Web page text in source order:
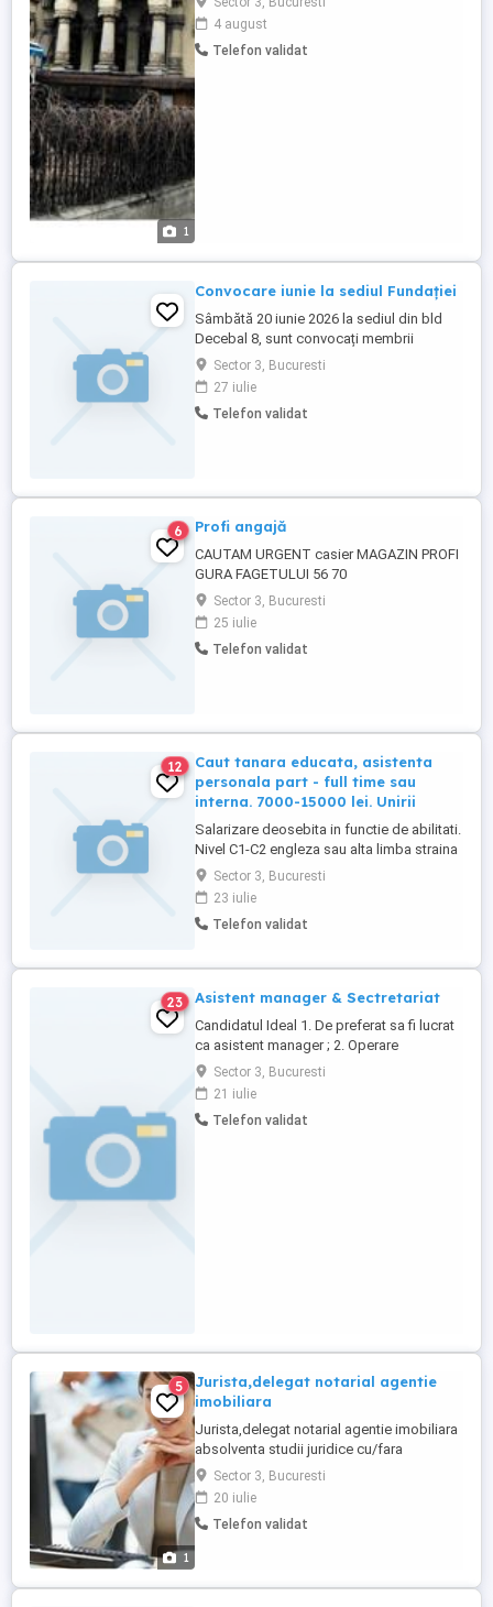
1
4 august
Telefon validat
Convocare iunie la sediul Fundației
Sâmbătă 20 iunie 2026 la sediul din bld
Decebal 8, sunt convocați membrii
Fundației Escu , ora 11.00 în vederea
stabilirii noului sediu și modificări de
statut. Aurel
Sector 3, Bucuresti
27 iulie
Telefon validat
6 Profi angajă
CAUTAM URGENT casier MAGAZIN PROFI
GURA FAGETULUI 56 70
Sector 3, Bucuresti
25 iulie
Telefon validat
12
Caut tanara educata, asistenta
personala part - full time sau
interna. 7000-15000 lei. Unirii
Salarizare deosebita in functie de abilitati.
Nivel C1-C2 engleza sau alta limba straina
poate constitui un avantaj si pt alt job
complementar superplatit.
Sector 3, Bucuresti
23 iulie
Telefon validat
23 Asistent manager & Sectretariat
Candidatul Ideal 1. De preferat sa fi lucrat
ca asistent manager ; 2. Operare
calculator și redactare foarte rapida pe
calculator ; 3. Disponibilitate la un
program care depășește frecvent 8 ore . 4.
Sa cunoasca limba engleza scris si vorbit
Sector 3, Bucuresti
21 iulie
Telefon validat
1
5
Jurista,delegat notarial agentie
imobiliara
Jurista,delegat notarial agentie imobiliara
absolventa studii juridice cu/fara
experienta,permis conducere B,cunostinte
in materia contractelor,redactare
contracte,dinamica,spirit de echipa,bun
organizator, responsabila, program 10-
Sector 3, Bucuresti
20 iulie
Telefon validat